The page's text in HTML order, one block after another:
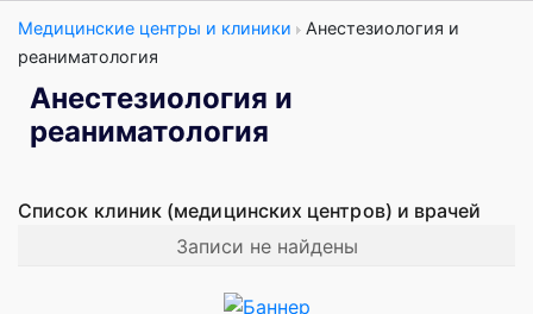
Медицинские центры и клиники
Анестезиология и
реаниматология
Анестезиология и
реаниматология
Список клиник (медицинских центров) и врачей
Записи не найдены